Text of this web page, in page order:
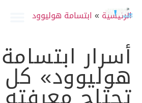
الرئيسية » ابتسامة هوليوود
أسرار ابتسامة
هوليوود» كل